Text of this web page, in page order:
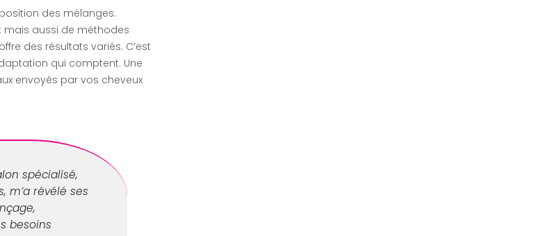
des mélanges.
mais aussi de méthodes
des résultats variés. C’est
qui comptent. Une
envoyés par vos cheveux
spécialisé,
m’a révélé ses
besoins